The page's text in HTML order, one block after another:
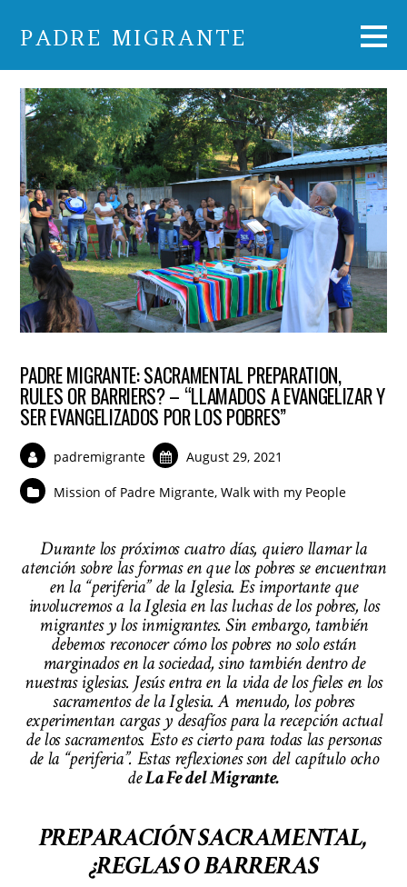
PADRE MIGRANTE
PADRE MIGRANTE: SACRAMENTAL PREPARATION,
RULES OR BARRIERS? – “LLAMADOS A EVANGELIZAR Y
SER EVANGELIZADOS POR LOS POBRES”
padremigrante August 29, 2021
Mission of Padre Migrante,Walk with my People
Durante los próximos cuatro días, quiero llamar la
atención sobre las formas en que los pobres se encuentran
en la “periferia” de la Iglesia. Es importante que
involucremos a la Iglesia en las luchas de los pobres, los
migrantes y los inmigrantes. Sin embargo, también
debemos reconocer cómo los pobres no solo están
marginados en la sociedad, sino también dentro de
nuestras iglesias. Jesús entra en la vida de los fieles en los
sacramentos de la Iglesia. A menudo, los pobres
experimentan cargas y desafíos para la recepción actual
de los sacramentos. Esto es cierto para todas las personas
de la “periferia”. Estas reflexiones son del capítulo ocho
deLa Fe del Migrante.
PREPARACIÓN SACRAMENTAL,
¿REGLAS O BARRERAS